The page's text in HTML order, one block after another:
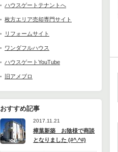
ハウスゲートテナントへ
枚方エリア売却専門サイト
リフォームサイト
ワンダフルハウス
ハウスゲートYouTube
旧アメブロ
おすすめ記事
2017.11.21
樟葉新築 お陰様で商談
となりました (#^.^#)